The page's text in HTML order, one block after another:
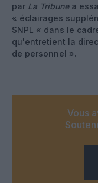
par La Tribunea
« éclairages
SNPL « dans le
qu'entretient la
de personnel ».
Vous